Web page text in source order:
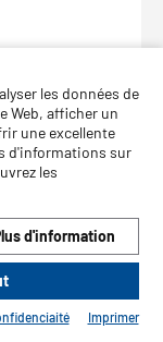
les données de
Web, afficher un
une excellente
d'informations sur
les
d'information
Imprimer